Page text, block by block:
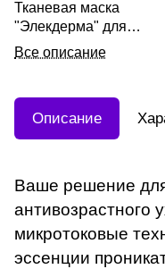
Тканевая маска
"Элекдерма" для
интенсивного ухода
двойного действия
Все описание
Описание
Ваше решение
антивозрастного
микротоковые
эссенции